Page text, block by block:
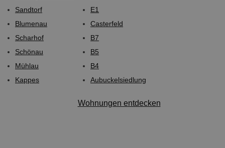
Sandtorf
Blumenau
Scharhof
Schönau
Mühlau
Kappes
E1
Casterfeld
B7
B5
B4
Aubuckelsiedlung
Wohnungen entdecken